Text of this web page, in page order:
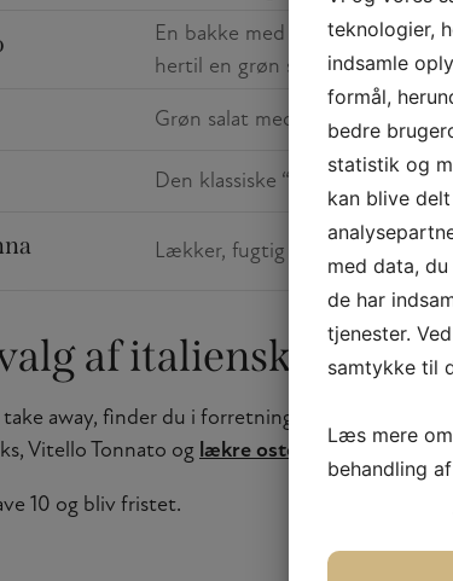
En bakke med lækker
hertil en grøn salat .
Grøn salat med
Den klassiske “træk mig op”
Lækker, fugtig chokoladekage
af italiensk take
away, finder du i forretningen altid et
Vitello Tonnato og lækre oste . Vi fører også
10 og bliv fristet.
teknologier,
indsamle
formål,
bedre
statistik og
kan blive
med data,
de har
tjenester.
samtykke til
Læs mere
behandling